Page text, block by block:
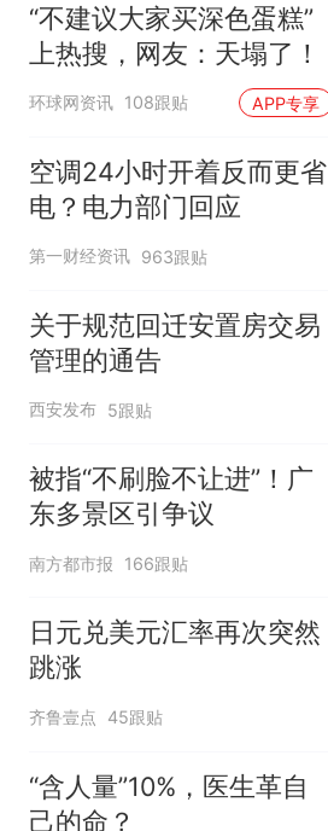
“不建议大家买深色蛋糕”
上热搜，网友：天塌了！
环球网资讯 108跟贴 APP专享
空调24小时开着反而更省
电？电力部门回应
第一财经资讯 963跟贴
关于规范回迁安置房交易
管理的通告
西安发布 5跟贴
被指“不刷脸不让进”！广
东多景区引争议
南方都市报 166跟贴
日元兑美元汇率再次突然
跳涨
齐鲁壹点 45跟贴
“含人量”10%，医生革自
己的命？